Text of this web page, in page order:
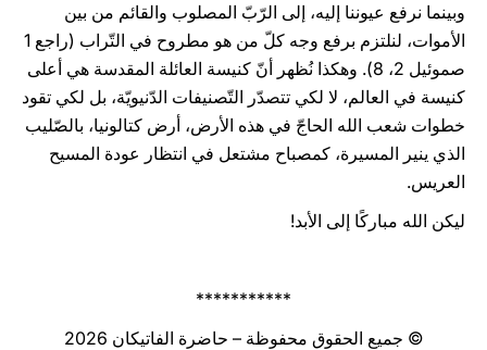
وبينما نرفع عيوننا إليه، إلى الرّبّ المصلوب والقائم من بين
الأموات، لنلتزم برفع وجه كلّ من هو مطروح في التّراب (راجع 1
صموئيل 2، 8). وهكذا نُظهر أنّ كنيسة العائلة المقدسة هي أعلى
كنيسة في العالم، لا لكي تتصدّر التّصنيفات الدّنيويّة، بل لكي تقود
خطوات شعب الله الحاجّ في هذه الأرض، أرض كتالونيا، بالصّليب
الذي ينير المسيرة، كمصباح مشتعل في انتظار عودة المسيح
العريس.
ليكن الله مباركًا إلى الأبد!
***********
© جميع الحقوق محفوظة – حاضرة الفاتيكان 2026